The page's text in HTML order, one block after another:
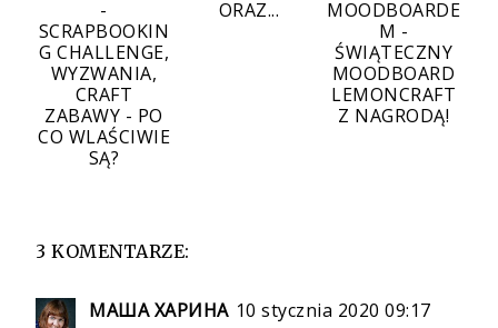
-
SCRAPBOOKIN
G CHALLENGE,
WYZWANIA,
CRAFT
ZABAWY - PO
CO WLAŚCIWIE
SĄ?
ORAZ...
MOODBOARDE
M -
ŚWIĄTECZNY
MOODBOARD
LEMONCRAFT
Z NAGRODĄ!
3 KOMENTARZE:
МАША ХАРИНА 10 stycznia 2020 09:17